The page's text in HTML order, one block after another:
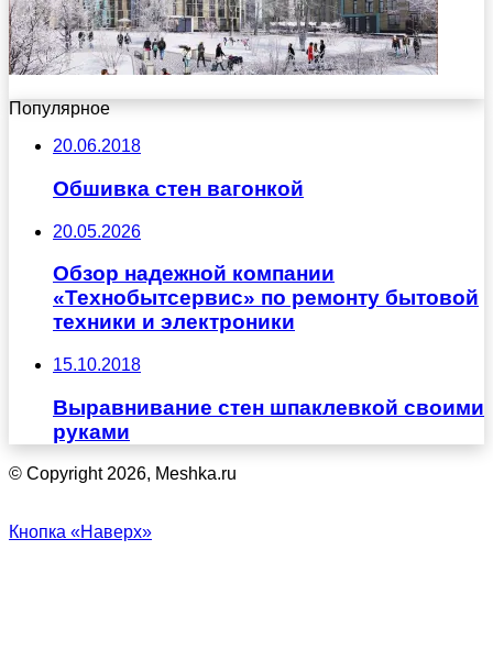
Популярное
20.06.2018
Обшивка стен вагонкой
20.05.2026
Обзор надежной компании
«Технобытсервис» по ремонту бытовой
техники и электроники
15.10.2018
Выравнивание стен шпаклевкой своими
руками
© Copyright 2026, Meshka.ru
Кнопка «Наверх»